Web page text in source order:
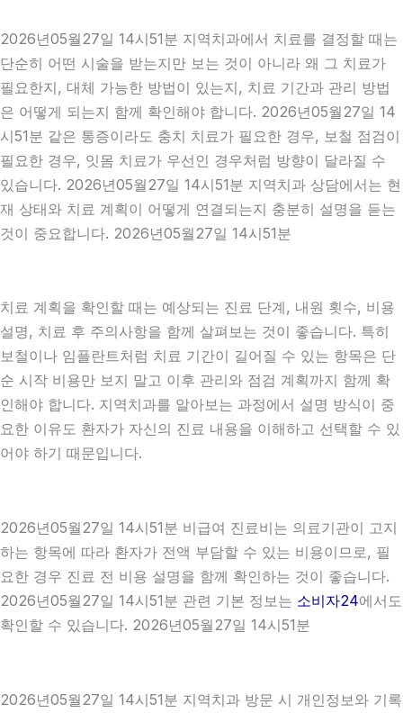
2026년05월27일 14시51분 지역치과에서 치료를 결정할 때는
단순히 어떤 시술을 받는지만 보는 것이 아니라 왜 그 치료가
필요한지, 대체 가능한 방법이 있는지, 치료 기간과 관리 방법
은 어떻게 되는지 함께 확인해야 합니다. 2026년05월27일 14
시51분 같은 통증이라도 충치 치료가 필요한 경우, 보철 점검이
필요한 경우, 잇몸 치료가 우선인 경우처럼 방향이 달라질 수
있습니다. 2026년05월27일 14시51분 지역치과 상담에서는 현
재 상태와 치료 계획이 어떻게 연결되는지 충분히 설명을 듣는
것이 중요합니다. 2026년05월27일 14시51분
치료 계획을 확인할 때는 예상되는 진료 단계, 내원 횟수, 비용
설명, 치료 후 주의사항을 함께 살펴보는 것이 좋습니다. 특히
보철이나 임플란트처럼 치료 기간이 길어질 수 있는 항목은 단
순 시작 비용만 보지 말고 이후 관리와 점검 계획까지 함께 확
인해야 합니다. 지역치과를 알아보는 과정에서 설명 방식이 중
요한 이유도 환자가 자신의 진료 내용을 이해하고 선택할 수 있
어야 하기 때문입니다.
2026년05월27일 14시51분 비급여 진료비는 의료기관이 고지
하는 항목에 따라 환자가 전액 부담할 수 있는 비용이므로, 필
요한 경우 진료 전 비용 설명을 함께 확인하는 것이 좋습니다.
2026년05월27일 14시51분 관련 기본 정보는 소비자24에서도
확인할 수 있습니다. 2026년05월27일 14시51분
2026년05월27일 14시51분 지역치과 방문 시 개인정보와 기록